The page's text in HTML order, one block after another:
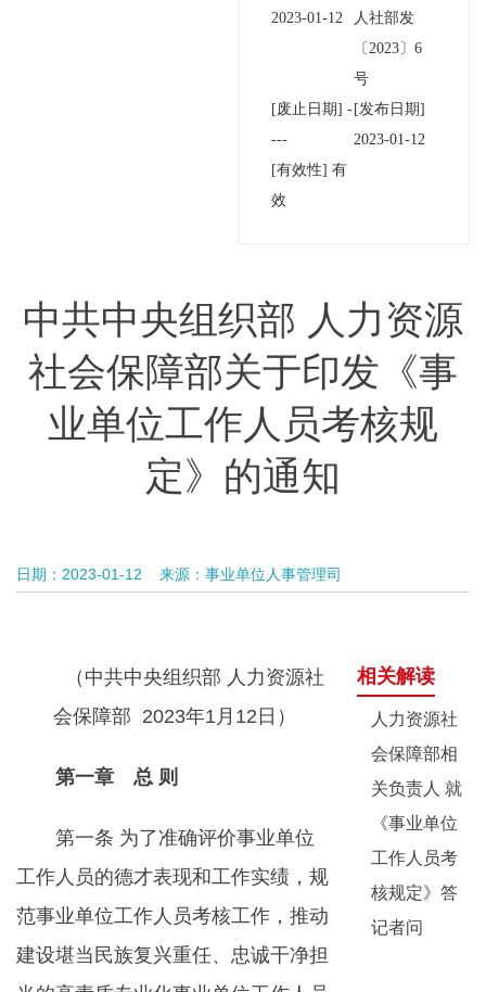
2023-01-12
人社部发
〔2023〕 6
号
[废止日期] -
---
[发布日期]
2023-01-12
[有效性] 有
效
中共中央组织部 人力资源
社会保障部关于印发《事
业单位工作人员考核规
定》的通知
日期：2023-01-12 来源：事业单位人事管理司
（中共中央组织部 人力资源社
会保障部 2023年1月12日）
第一章 总 则
第一条 为了准确评价事业单位
工作人员的德才表现和工作实绩，规
范事业单位工作人员考核工作，推动
建设堪当民族复兴重任、忠诚干净担
相关解读
人力资源社
会保障部相
关负责人 就
《事业单位
工作人员考
核规定》答
记者问